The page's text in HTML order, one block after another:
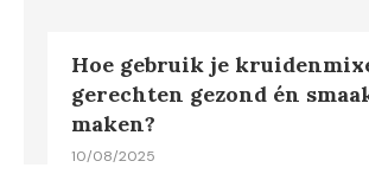
Hoe gebruik je
gerechten gezond én
maken?
10/08/2025